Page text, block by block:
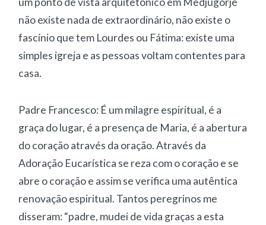
não existe nada de extraordinário, não existe o
fascínio que tem Lourdes ou Fátima: existe uma
simples igreja e as pessoas voltam contentes para
casa.
Padre Francesco: É um milagre espiritual, é a
graça do lugar, é a presença de Maria, é a abertura
do coração através da oração. Através da
Adoração Eucarística se reza com o coração e se
abre o coração e assim se verifica uma autêntica
renovação espiritual. Tantos peregrinos me
disseram: “padre, mudei de vida graças a esta